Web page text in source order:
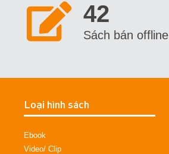
42
Sách bán offline
Loại hình sách
Ebook
Video/ Clip